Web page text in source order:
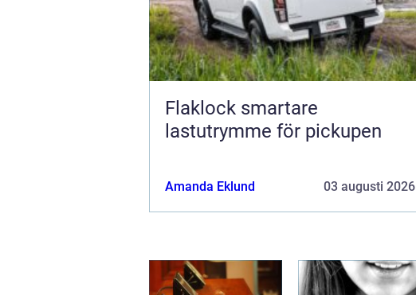
Flaklock smartare
lastutrymme för pickupen
Amanda Eklund 03 augusti 2026